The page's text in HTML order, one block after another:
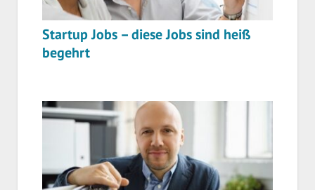
Startup Jobs – diese Jobs sind heiß
begehrt